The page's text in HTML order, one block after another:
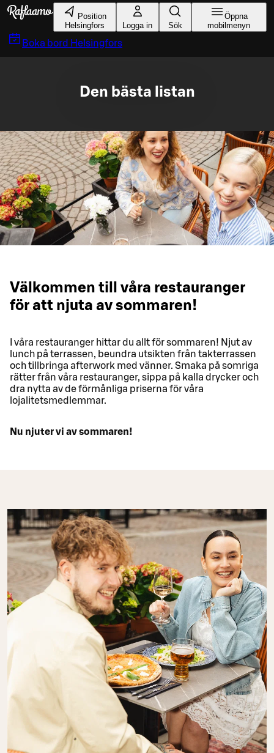
Gå till huvudinnehållet
Position
Helsingfors
Logga in Sök
Öppna
mobilmenyn
Boka bord Helsingfors
Den bästa listan
Välkommen till våra restauranger
för att njuta av sommaren!
I våra restauranger hittar du allt för sommaren! Njut av
lunch på terrassen, beundra utsikten från takterrassen
och tillbringa afterwork med vänner. Smaka på somriga
rätter från våra restauranger, sippa på kalla drycker och
dra nytta av de förmånliga priserna för våra
lojalitetsmedlemmar.
Nu njuter vi av sommaren!